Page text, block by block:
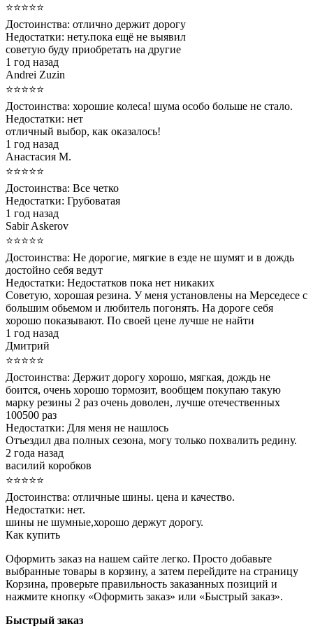
⭐⭐⭐⭐⭐
Достоинства: отлично держит дорогу
Недостатки: нету.пока ещё не выявил
советую буду приобретать на другие
1 год назад
Andrei Zuzin
⭐⭐⭐⭐⭐
Достоинства: хорошие колеса! шума особо больше не стало.
Недостатки: нет
отличный выбор, как оказалось!
1 год назад
Анастасия М.
⭐⭐⭐⭐⭐
Достоинства: Все четко
Недостатки: Грубоватая
1 год назад
Sabir Askerov
⭐⭐⭐⭐⭐
Достоинства: Не дорогие, мягкие в езде не шумят и в дождь
достойно себя ведут
Недостатки: Недостатков пока нет никаких
Советую, хорошая резина. У меня установлены на Мерседесе с
большим обьемом и любитель погонять. На дороге себя
хорошо показывают. По своей цене лучше не найти
1 год назад
Дмитрий
⭐⭐⭐⭐⭐
Достоинства: Держит дорогу хорошо, мягкая, дождь не
боится, очень хорошо тормозит, вообщем покупаю такую
марку резины 2 раз очень доволен, лучше отечественных
100500 раз
Недостатки: Для меня не нашлось
Отъездил два полных сезона, могу только похвалить редину.
2 года назад
василий коробков
⭐⭐⭐⭐⭐
Достоинства: отличные шины. цена и качество.
Недостатки: нет.
шины не шумные,хорошо держут дорогу.
Как купить
Оформить заказ на нашем сайте легко. Просто добавьте
выбранные товары в корзину, а затем перейдите на страницу
Корзина, проверьте правильность заказанных позиций и
нажмите кнопку «Оформить заказ» или «Быстрый заказ».
Быстрый заказ